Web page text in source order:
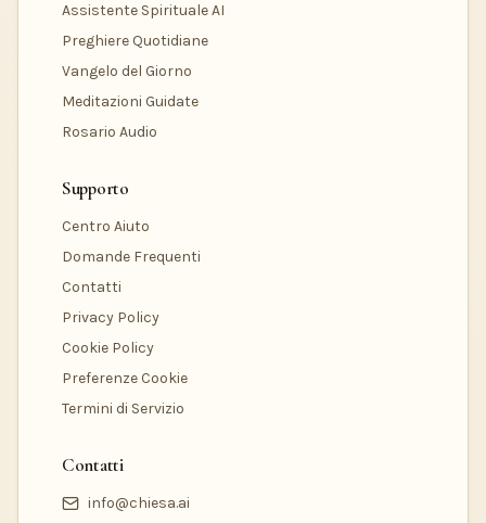
Assistente Spirituale AI
Preghiere Quotidiane
Vangelo del Giorno
Meditazioni Guidate
Rosario Audio
Supporto
Centro Aiuto
Domande Frequenti
Contatti
Privacy Policy
Cookie Policy
Preferenze Cookie
Termini di Servizio
Contatti
info@chiesa.ai